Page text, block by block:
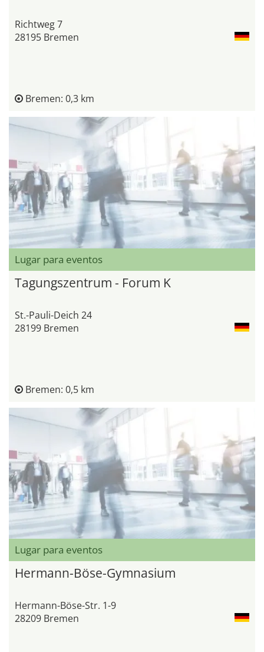
Richtweg 7
28195 Bremen
Bremen: 0,3 km
Lugar para eventos
Tagungszentrum - Forum K
St.-Pauli-Deich 24
28199 Bremen
Bremen: 0,5 km
Lugar para eventos
Hermann-Böse-Gymnasium
Hermann-Böse-Str. 1-9
28209 Bremen